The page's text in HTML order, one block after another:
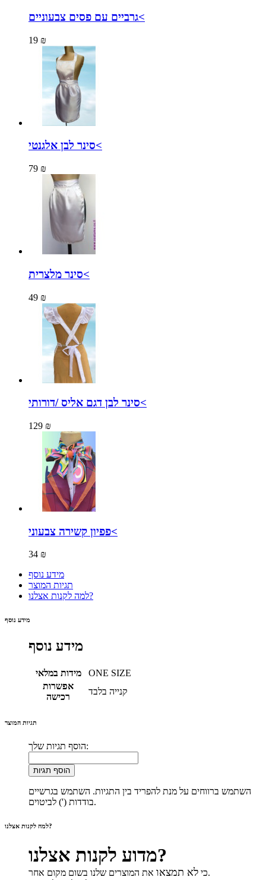
גרביים עם פסים צבעוניים<
19 ₪
סינר לבן אלגנטי<
79 ₪
סינר מלצרית<
49 ₪
סינר לבן דגם אליס /דורותי<
129 ₪
פפיון קשירה צבעוני<
34 ₪
מידע נוסף
תגיות המוצר
למה לקנות אצלנו?
מידע נוסף
מידע נוסף
מידות במלאי
ONE SIZE
אפשרות
רכישה
קנייה בלבד
תגיות המוצר
הוסף תגיות שלך:
הוסף תגיות
השתמש ברווחים על מנת להפריד בין התגיות. השתמש בגרשיים
בודדות (') לביטוים.
למה לקנות אצלנו?
מדוע לקנות אצלנו?
כי לא תמצאו
את המוצרים שלנו בשום מקום אחר.